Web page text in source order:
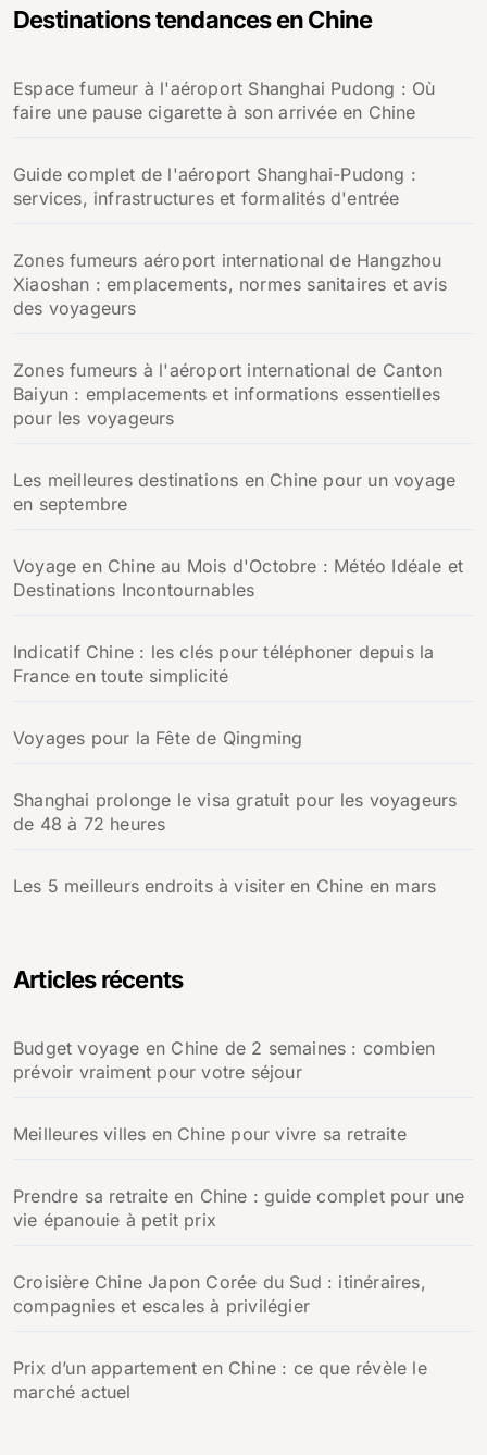
r
e
r
Destinations tendances en Chine
Espace fumeur à l'aéroport Shanghai Pudong : Où
faire une pause cigarette à son arrivée en Chine
Guide complet de l'aéroport Shanghai-Pudong :
services, infrastructures et formalités d'entrée
Zones fumeurs aéroport international de Hangzhou
Xiaoshan : emplacements, normes sanitaires et avis
des voyageurs
Zones fumeurs à l'aéroport international de Canton
Baiyun : emplacements et informations essentielles
pour les voyageurs
Les meilleures destinations en Chine pour un voyage
en septembre
Voyage en Chine au Mois d'Octobre : Météo Idéale et
Destinations Incontournables
Indicatif Chine : les clés pour téléphoner depuis la
France en toute simplicité
Voyages pour la Fête de Qingming
Shanghai prolonge le visa gratuit pour les voyageurs
de 48 à 72 heures
Les 5 meilleurs endroits à visiter en Chine en mars
Articles récents
Budget voyage en Chine de 2 semaines : combien
prévoir vraiment pour votre séjour
Meilleures villes en Chine pour vivre sa retraite
Prendre sa retraite en Chine : guide complet pour une
vie épanouie à petit prix
Croisière Chine Japon Corée du Sud : itinéraires,
compagnies et escales à privilégier
Prix d’un appartement en Chine : ce que révèle le
marché actuel